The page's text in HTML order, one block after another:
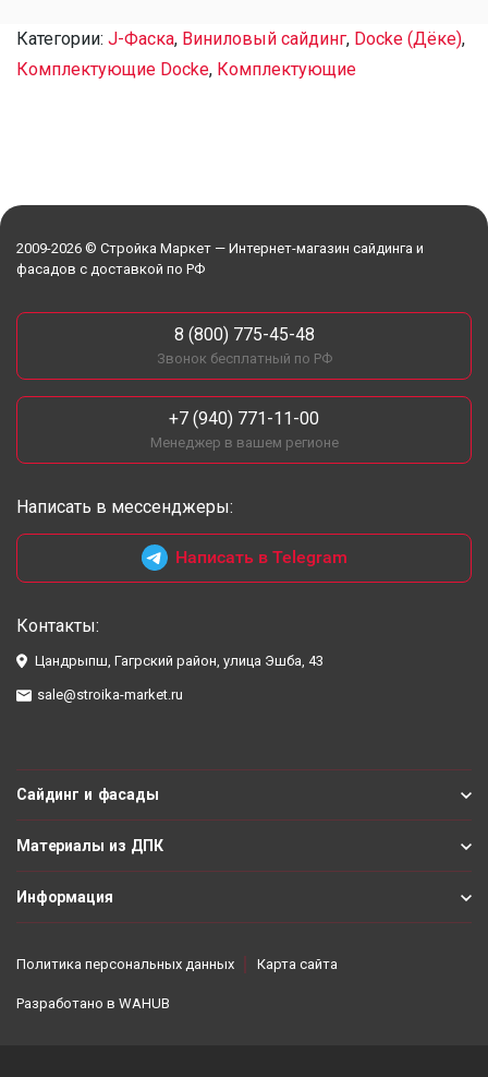
Категории: J-Фаска, Виниловый сайдинг, Docke (Дёке),
Комплектующие Docke, Комплектующие
2009-2026 © Стройка Маркет — Интернет-магазин сайдинга и
фасадов с доставкой по РФ
8 (800) 775-45-48
Звонок бесплатный по РФ
+7 (940) 771-11-00
Менеджер в вашем регионе
Написать в мессенджеры:
Написать в Telegram
Контакты:
Цандрыпш, Гагрский район, улица Эшба, 43
sale@stroika-market.ru
Сайдинг и фасады
Материалы из ДПК
Информация
Политика персональных данных Карта сайта
Разработано в WAHUB